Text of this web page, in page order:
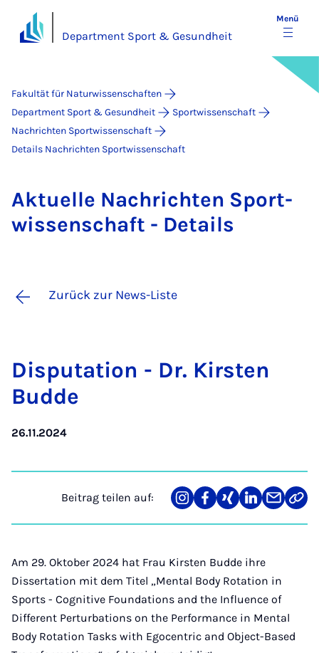
Department Sport & Gesundheit
Menü
Fakultät für Naturwissenschaften
Department Sport & Gesundheit
Sportwissenschaft
Nachrichten Sportwissenschaft
Details Nachrichten Sportwissenschaft
Ak­tu­el­le Nach­rich­ten Sport­
wis­sen­schaft - De­tails
Zurück zur News-Liste
Dis­pu­ta­ti­on - Dr. Kirs­ten
Bud­de
26.11.2024
Beitrag teilen auf:
Teilen
auf
Teilen
auf
Teilen
auf
Teilen
auf
Teilen
über
Link
Am 29. Oktober 2024 hat Frau Kirsten Budde ihre
Dissertation mit dem Titel „Mental Body Rotation in
Sports - Cognitive Foundations and the Influence of
Different Perturbations on the Performance in Mental
Body Rotation Tasks with Egocentric and Object-Based